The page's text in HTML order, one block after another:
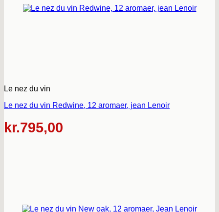
Le nez du vin
Le nez du vin Redwine, 12 aromaer, jean Lenoir
kr.795,00